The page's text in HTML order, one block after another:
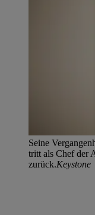
Seine
tritt als Chef der
zurück.Keystone